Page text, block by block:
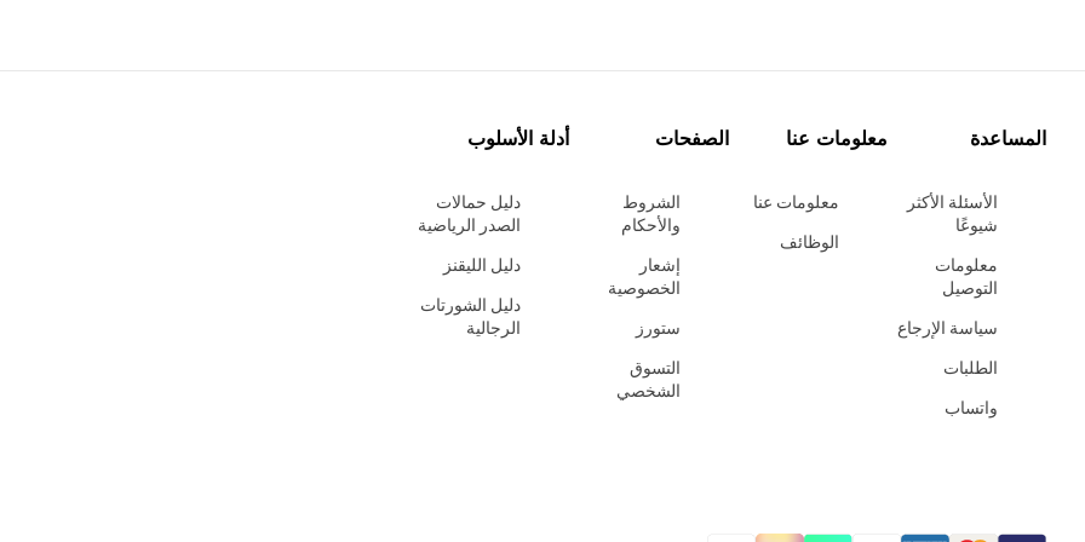
المساعدة
الأسئلة الأكثر
شيوعًا
معلومات
التوصيل
سياسة الإرجاع
الطلبات
واتساب
معلومات عنا
معلومات عنا
الوظائف
الصفحات
الشروط
والأحكام
إشعار
الخصوصية
ستورز
التسوق
الشخصي
أدلة الأسلوب
دليل حمالات
الصدر الرياضية
دليل الليقنز
دليل الشورتات
الرجالية